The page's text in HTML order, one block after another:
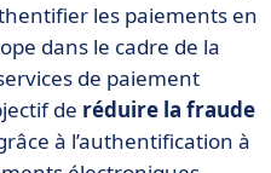
les paiements en
dans le cadre de la
de paiement
de réduire la fraude
à l’authentification à